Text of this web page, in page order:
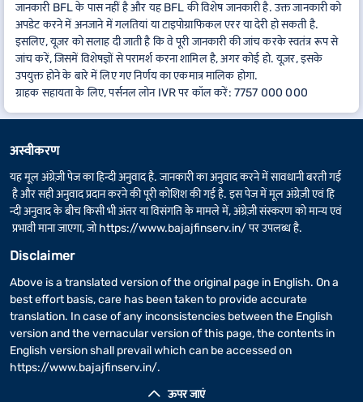
जानकारी BFL के पास नहीं है और यह BFL की विशेष जानकारी है. उक्त जानकारी को
अपडेट करने में अनजाने में गलतियां या टाइपोग्राफिकल एरर या देरी हो सकती है.
इसलिए, यूज़र को सलाह दी जाती है कि वे पूरी जानकारी की जांच करके स्वतंत्र रूप से
जांच करें, जिसमें विशेषज्ञों से परामर्श करना शामिल है, अगर कोई हो. यूज़र, इसके
उपयुक्त होने के बारे में लिए गए निर्णय का एकमात्र मालिक होगा.
ग्राहक सहायता के लिए, पर्सनल लोन IVR पर कॉल करें: 7757 000 000
ऊपर जाएं
अस्वीकरण
यह मूल अंग्रेज़ी पेज का हिन्दी अनुवाद है. जानकारी का अनुवाद करने में सावधानी बरती गई
है और सही अनुवाद प्रदान करने की पूरी कोशिश की गई है. इस पेज में मूल अंग्रेज़ी एवं हि
न्दी अनुवाद के बीच किसी भी अंतर या विसंगति के मामले में, अंग्रेज़ी संस्करण को मान्य एवं
प्रभावी माना जाएगा, जोhttps://www.bajajfinserv.in/पर उपलब्ध है.
Disclaimer
Above is a translated version of the original page in English. On a
best effort basis, care has been taken to provide accurate
translation. In case of any inconsistencies between the English
version and the vernacular version of this page, the contents in
English version shall prevail which can be accessed on
https://www.bajajfinserv.in/.